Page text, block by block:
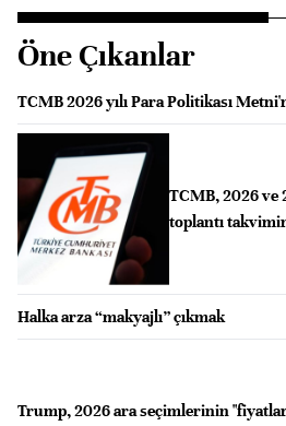
Öne Çıkanlar
TCMB 2026 yılı Para Politikası
TCMB, 2026 ve
toplantı
Halka arza “makyajlı” çıkmak
Trump, 2026 ara seçimlerinin